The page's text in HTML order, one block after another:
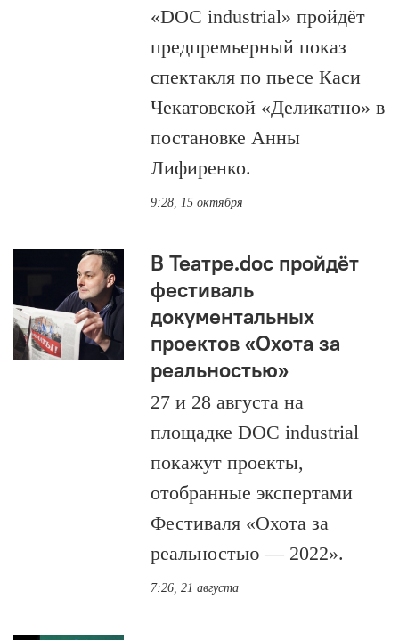
«DOC industrial» пройдёт
предпремьерный показ
спектакля по пьесе Каси
Чекатовской «Деликатно» в
постановке Анны
Лифиренко.
9:28, 15 октября
В Театре.doc пройдёт
фестиваль
документальных
проектов «Охота за
реальностью»
27 и 28 августа на
площадке DOC industrial
покажут проекты,
отобранные экспертами
Фестиваля «Охота за
реальностью — 2022».
7:26, 21 августа